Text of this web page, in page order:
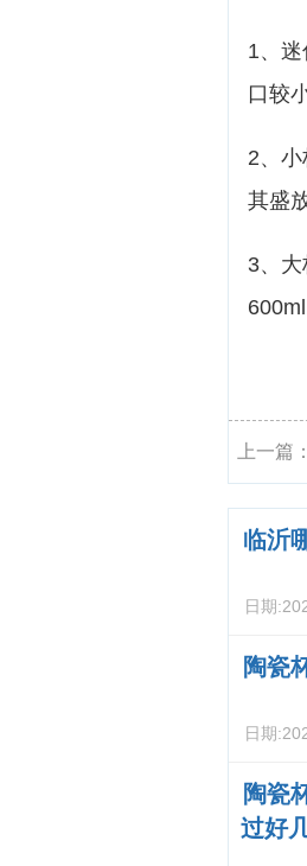
1、
口较
2、
其盛
3、
600ml
上一篇：
临沂
日期:
陶瓷
日期:
陶瓷
过好